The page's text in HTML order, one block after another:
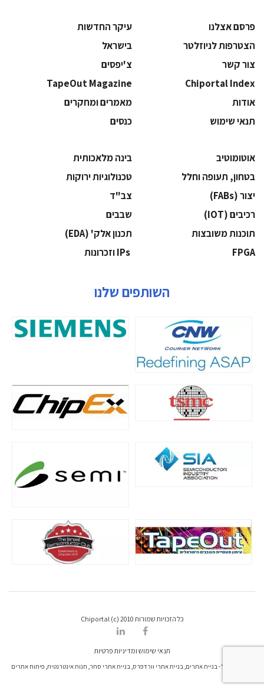
פרסם אצלנו
עיקר החדשות
הצטרפות לניוזלטר
בישראל
צור קשר
צ'יפסים
Chiportal Index
TapeOut Magazine
אודות
מאמרים ומחקרים
תנאי שימוש
כנסים
אוטומוטיב
בינה מלאכותית
בטחון, תעופה וחלל
‫טכנולוגיות ירוקות‬
‫יצור (‪(FABs‬‬
‫צב"ד‬
‫רכיבים‬ (IOT)
‫שבבים‬
‫תוכנות משובצות‬
‫תכנון אלק' (‪(EDA‬‬
‫‪FPGA‬‬
השותפים שלנו
כל הזכויות שמורות Chiportal (c) 2010
תנאי שימוש ומדיניות פרטיות
דרונט דיגיטל - בניית אתרים, בניית אתרי וורדפרס, בניית אתרי סחר, חנות אינטרנטית, פיתוח אתרים